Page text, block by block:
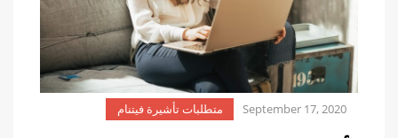
September 17, 2020 متطلبات تأشيرة فيتنام